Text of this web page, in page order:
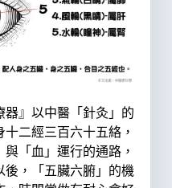
器』以中醫「針灸」的
二經三百六十五絡，
「血」運行的通路，
後，「五臟六腑」的機